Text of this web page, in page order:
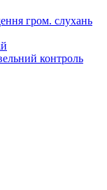
гром. слухань
контроль